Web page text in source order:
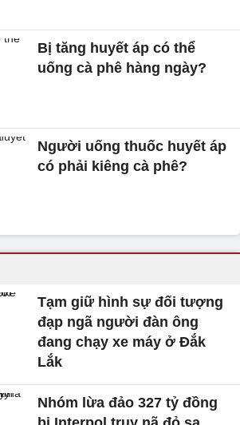
Bị tăng huyết áp có thể
uống cà phê hàng ngày?
Người uống thuốc huyết áp
có phải kiêng cà phê?
Tạm giữ hình sự đối tượng
đạp ngã người đàn ông
đang chạy xe máy ở Đắk
Lắk
Nhóm lừa đảo 327 tỷ đồng